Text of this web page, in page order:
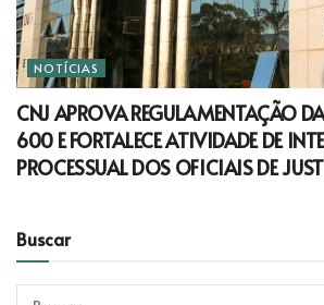
NOTÍCIAS
CNJ APROVA REGULAMENTAÇÃO
600 E FORTALECE ATIVIDADE DE
PROCESSUAL DOS OFICIAIS DE
Buscar